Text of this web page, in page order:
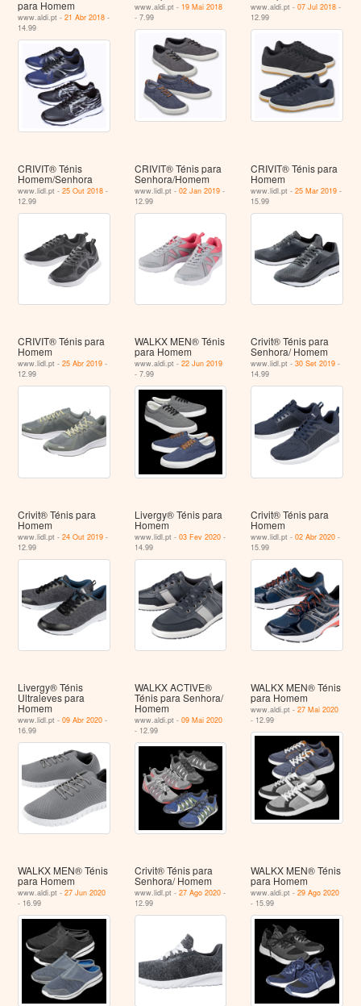
para Homem
www.aldi.pt -21 Abr 2018 -
14.99
www.aldi.pt - 19 Mai 2018
- 7.99
www.aldi.pt -07 Jul 2018 -
12.99
CRIVIT® Ténis
Homem/Senhora
www.lidl.pt -25 Out 2018 -
12.99
CRIVIT® Ténis para
Senhora/Homem
www.lidl.pt - 02 Jan 2019-
12.99
CRIVIT® Ténis para
Homem
www.lidl.pt -25 Mar 2019 -
15.99
CRIVIT® Ténis para
Homem
www.lidl.pt -25 Abr 2019 -
12.99
WALKX MEN® Ténis
para Homem
www.aldi.pt - 22 Jun 2019
- 7.99
Crivit® Ténis para
Senhora/ Homem
www.lidl.pt -30 Set 2019 -
14.99
Crivit® Ténis para
Homem
www.lidl.pt -24 Out 2019 -
12.99
Livergy® Ténis para
Homem
www.lidl.pt - 03 Fev 2020-
14.99
Crivit® Ténis para
Homem
www.lidl.pt -02 Abr 2020 -
15.99
Livergy® Ténis
Ultraleves para
Homem
www.lidl.pt -09 Abr 2020 -
16.99
WALKX ACTIVE®
Ténis para Senhora/
Homem
www.aldi.pt - 09 Mai 2020
- 12.99
WALKX MEN® Ténis
para Homem
www.aldi.pt -27 Mai 2020
- 12.99
WALKX MEN® Ténis
para Homem
www.aldi.pt -27 Jun 2020
- 16.99
Crivit® Ténis para
Senhora/ Homem
www.lidl.pt - 27 Ago 2020-
12.99
WALKX MEN® Ténis
para Homem
www.aldi.pt -29 Ago 2020
- 15.99